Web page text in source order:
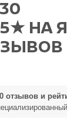
НА
отзывов и